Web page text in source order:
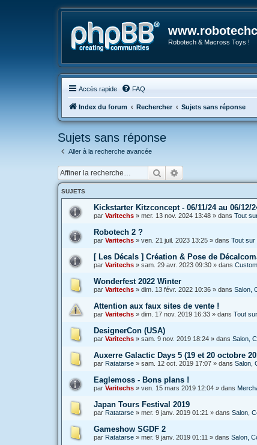
Robotech & Macross Toys !
Accès rapide FAQ
Index du forum Rechercher Sujets sans réponse
Sujets sans réponse
Aller à la recherche avancée
Rechercher
SUJETS
Kickstarter Kitzconcept - 06/11/24 au 06/12/
par Varitechs » mer. 13 nov. 2024 13:48 » dans Tout
Robotech 2 ?
par Varitechs » ven. 21 juil. 2023 13:25 » dans Tout sur
[ Les Décals ] Création & Pose de
par Varitechs » sam. 29 avr. 2023 09:30 » dans
Wonderfest 2022 Winter
par Varitechs » dim. 13 févr. 2022 10:36 » dans Salon,
Attention aux faux sites de vente !
par Varitechs » dim. 17 nov. 2019 16:33 » dans Tout
DesignerCon (USA)
par Varitechs » sam. 9 nov. 2019 18:24 » dans Salon,
Auxerre Galactic Days 5 (19 et 20 octobre
par Ratatarse » sam. 12 oct. 2019 17:07 » dans Salon,
Eaglemoss - Bons plans !
par Varitechs » ven. 15 mars 2019 12:04 » dans
Japan Tours Festival 2019
par Ratatarse » mer. 9 janv. 2019 01:21 » dans Salon,
Gameshow SGDF 2
par Ratatarse » mer. 9 janv. 2019 01:11 » dans Salon,